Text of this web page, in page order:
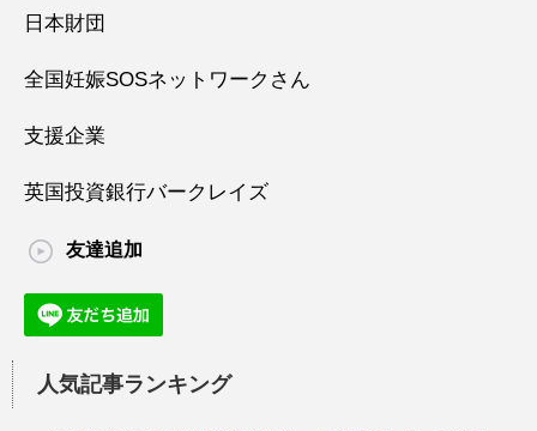
日本財団
全国妊娠SOSネットワークさん
支援企業
英国投資銀行バークレイズ
友達追加
人気記事ランキング